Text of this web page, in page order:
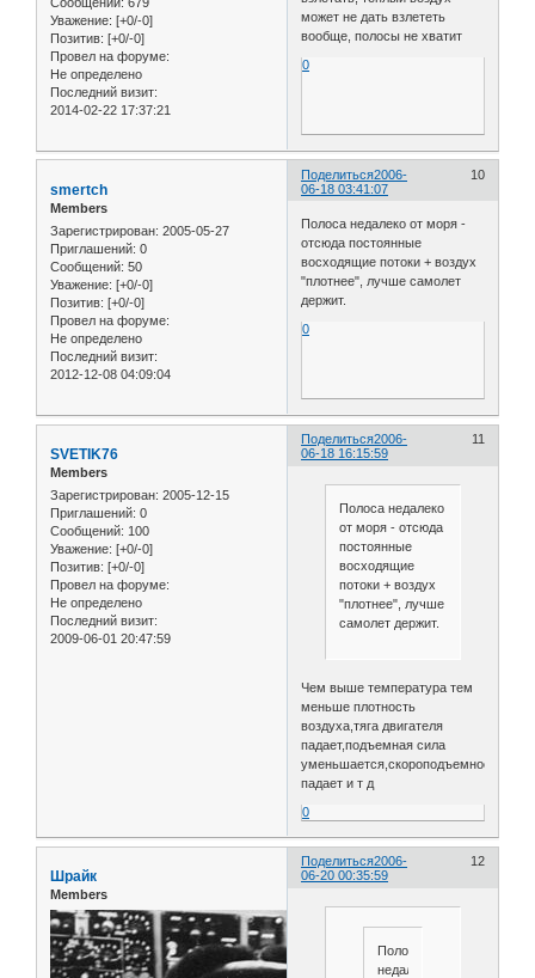
Уважение: [+0/-0]
Позитив: [+0/-0]
Провел на форуме:
Не определено
Последний визит:
2014-02-22 17:37:21
может не дать взлететь
вообще, полосы не хватит
0
Поделиться 10
2006-
06-18 03:41:07
smertch
Members
Зарегистрирован: 2005-05-27
Приглашений: 0
Сообщений: 50
Уважение: [+0/-0]
Позитив: [+0/-0]
Провел на форуме:
Не определено
Последний визит:
2012-12-08 04:09:04
Полоса недалеко от моря -
отсюда постоянные
восходящие потоки + воздух
"плотнее", лучше самолет
держит.
0
Поделиться 11
2006-
06-18 16:15:59
SVETIK76
Members
Зарегистрирован: 2005-12-15
Приглашений: 0
Сообщений: 100
Уважение: [+0/-0]
Позитив: [+0/-0]
Провел на форуме:
Не определено
Последний визит:
2009-06-01 20:47:59
Полоса недалеко
от моря - отсюда
постоянные
восходящие
потоки + воздух
"плотнее", лучше
самолет держит.
Чем выше температура тем
меньше плотность
воздуха,тяга двигателя
падает,подъемная сила
уменьшается,скороподъемность
падает и т д
0
Поделиться 12
2006-
06-20 00:35:59
Шрайк
Members
Полоса
недалеко